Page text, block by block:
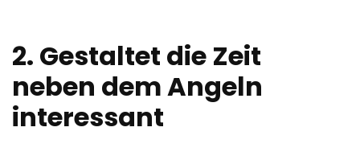
2. Gestaltet die Zeit
neben dem Angeln
interessant